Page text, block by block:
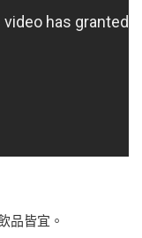
品皆宜。